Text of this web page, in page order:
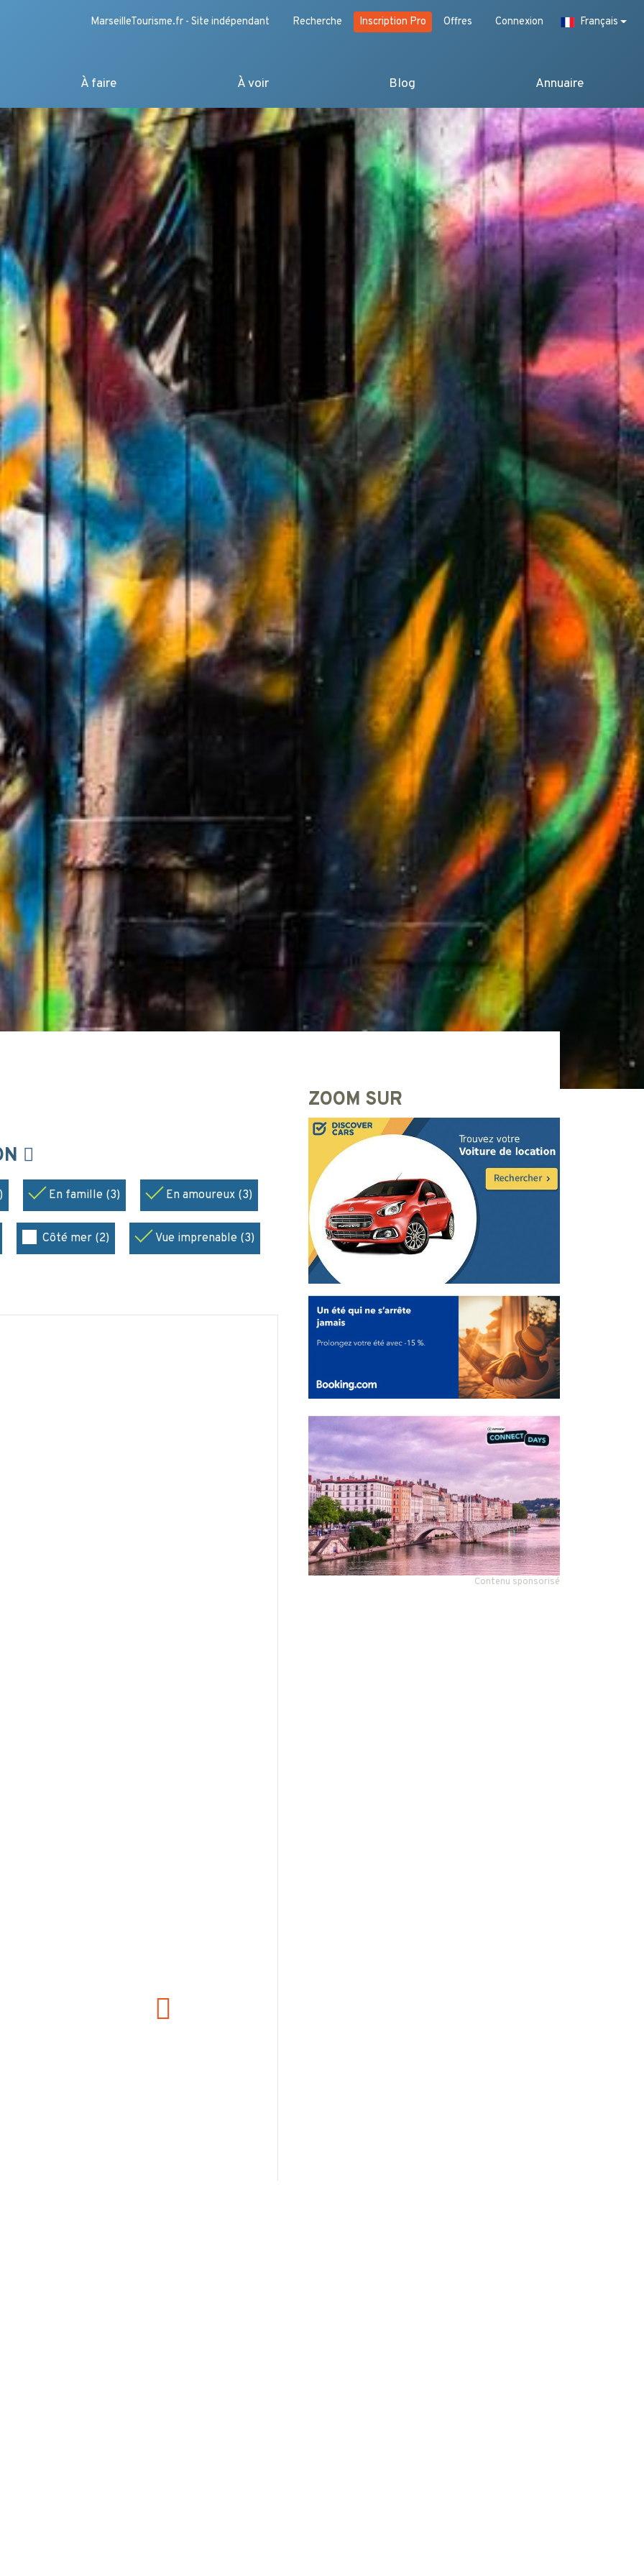
MarseilleTourisme.fr - Site indépendant Recherche Inscription Pro Offres Connexion Français
À faire À voir Blog Annuaire
En famille (3) En amoureux (3)
Côté mer (2) Vue imprenable (3)
ZOOM SUR
Contenu sponsorisé